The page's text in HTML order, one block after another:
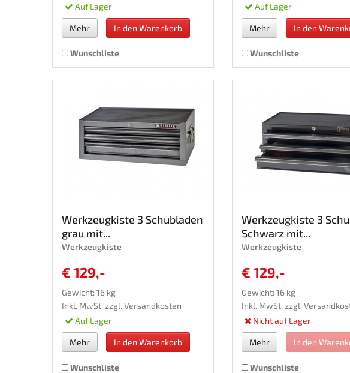
Auf Lager
Mehr In den Warenkorb
Wunschliste
Auf Lager
Mehr In den
Wunschliste
Werkzeugkiste 3 Schubladen
grau mit...
Werkzeugkiste
€ 129,-
Gewicht: 16 kg
Inkl. MwSt. zzgl. Versandkosten
Auf Lager
Mehr In den Warenkorb
Wunschliste
Werkzeugkiste 3
Schwarz mit...
Werkzeugkiste
€ 129,-
Gewicht: 16 kg
Inkl. MwSt. zzgl.
Nicht auf Lager
Mehr In den
Wunschliste